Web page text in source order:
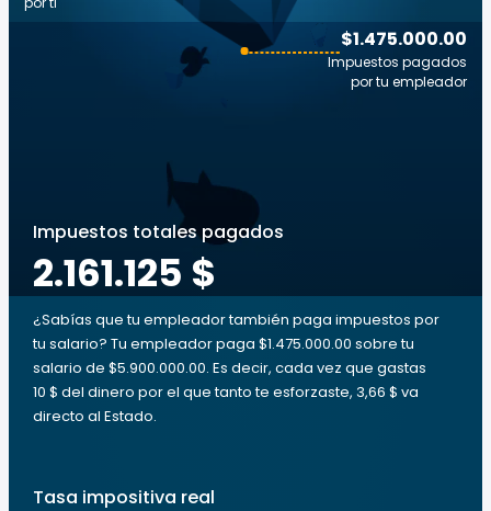
$1.475.000.00
Impuestos pagados
por tu empleador
Impuestos totales pagados
2.161.125 $
¿Sabías que tu empleador también paga impuestos por
tu salario? Tu empleador paga $1.475.000.00 sobre tu
salario de $5.900.000.00. Es decir, cada vez que gastas
10 $ del dinero por el que tanto te esforzaste, 3,66 $ va
directo al Estado.
Tasa impositiva real